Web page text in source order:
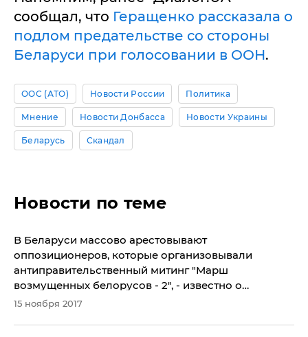
сообщал, что Геращенко рассказала о
подлом предательстве со стороны
Беларуси при голосовании в ООН.
ООС (АТО) Новости России Политика
Мнение Новости Донбасса Новости Украины
Беларусь Скандал
Новости по теме
В Беларуси массово арестовывают
оппозиционеров, которые организовывали
антиправительственный митинг "Марш
возмущенных белорусов - 2", - известно о
задержании 6 человек
15 ноября 2017